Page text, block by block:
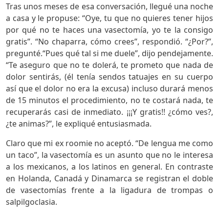
Tras unos meses de esa conversación, llegué una noche
a casa y le propuse: “Oye, tu que no quieres tener hijos
por qué no te haces una vasectomía, yo te la consigo
gratis”. “No chaparra, cómo crees”, respondió. “¿Por?”,
pregunté.“Pues qué tal si me duele”, dijo pendejamente.
“Te aseguro que no te dolerá, te prometo que nada de
dolor sentirás, (él tenía sendos tatuajes en su cuerpo
así que el dolor no era la excusa) incluso durará menos
de 15 minutos el procedimiento, no te costará nada, te
recuperarás casi de inmediato. ¡¡¡Y gratis!! ¿cómo ves?,
¿te animas?”, le expliqué entusiasmada.
Claro que mi ex roomie no aceptó. “De lengua me como
un taco”, la vasectomía es un asunto que no le interesa
a los mexicanos, a los latinos en general. En contraste
en Holanda, Canadá y Dinamarca se registran el doble
de vasectomías frente a la ligadura de trompas o
salpilgoclasia.